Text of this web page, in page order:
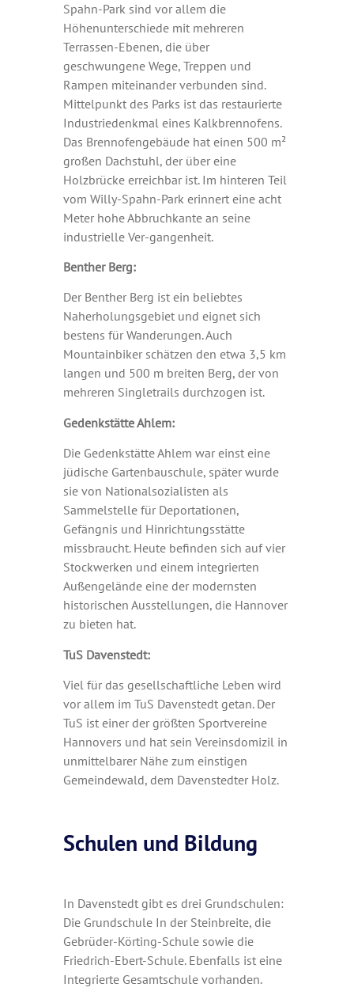
Spahn-Park sind vor allem die
Höhenunterschiede mit mehreren
Terrassen-Ebenen, die über
geschwungene Wege, Treppen und
Rampen miteinander verbunden sind.
Mittelpunkt des Parks ist das restaurierte
Industriedenkmal eines Kalkbrennofens.
Das Brennofengebäude hat einen 500 m²
großen Dachstuhl, der über eine
Holzbrücke erreichbar ist. Im hinteren Teil
vom Willy-Spahn-Park erinnert eine acht
Meter hohe Abbruchkante an seine
industrielle Ver-gangenheit.
Benther Berg:
Der Benther Berg ist ein beliebtes
Naherholungsgebiet und eignet sich
bestens für Wanderungen. Auch
Mountainbiker schätzen den etwa 3,5 km
langen und 500 m breiten Berg, der von
mehreren Singletrails durchzogen ist.
Gedenkstätte Ahlem:
Die Gedenkstätte Ahlem war einst eine
jüdische Gartenbauschule, später wurde
sie von Nationalsozialisten als
Sammelstelle für Deportationen,
Gefängnis und Hinrichtungsstätte
missbraucht. Heute befinden sich auf vier
Stockwerken und einem integrierten
Außengelände eine der modernsten
historischen Ausstellungen, die Hannover
zu bieten hat.
TuS Davenstedt:
Viel für das gesellschaftliche Leben wird
vor allem im TuS Davenstedt getan. Der
TuS ist einer der größten Sportvereine
Hannovers und hat sein Vereinsdomizil in
unmittelbarer Nähe zum einstigen
Gemeindewald, dem Davenstedter Holz.
Schulen und Bildung
In Davenstedt gibt es drei Grundschulen:
Die Grundschule In der Steinbreite, die
Gebrüder-Körting-Schule sowie die
Friedrich-Ebert-Schule. Ebenfalls ist eine
Integrierte Gesamtschule vorhanden.